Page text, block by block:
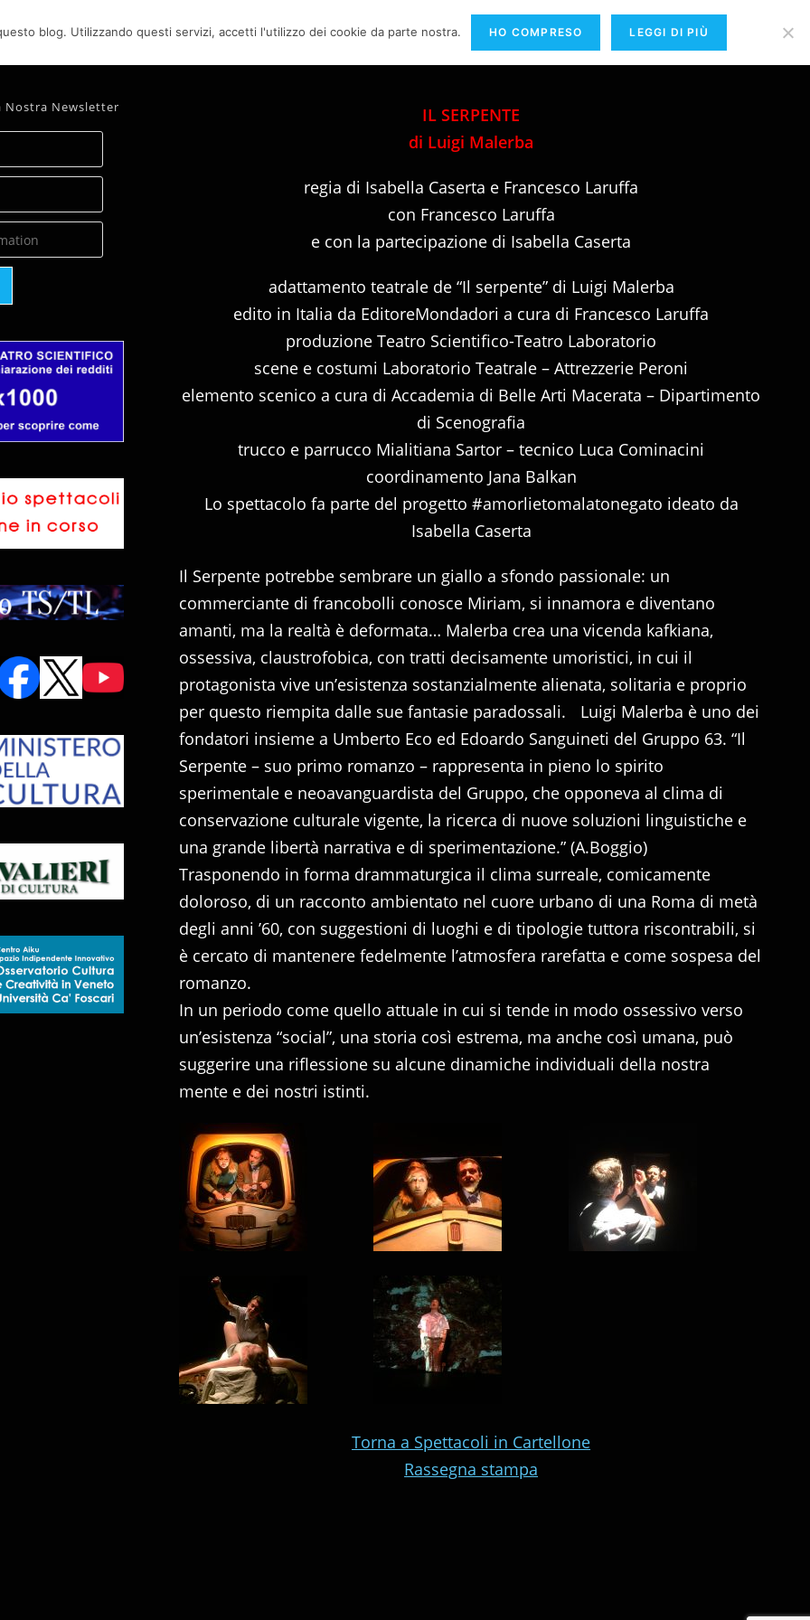
IL SERPENTE
di Luigi Malerba
regia di Isabella Caserta e Francesco Laruffa
con Francesco Laruffa
e con la partecipazione di Isabella Caserta
adattamento teatrale de “Il serpente” di Luigi Malerba
edito in Italia da EditoreMondadori a cura di Francesco Laruffa
produzione Teatro Scientifico-Teatro Laboratorio
scene e costumi Laboratorio Teatrale – Attrezzerie Peroni
elemento scenico a cura di Accademia di Belle Arti Macerata – Dipartimento
di Scenografia
trucco e parrucco Mialitiana Sartor – tecnico Luca Cominacini
coordinamento Jana Balkan
Lo spettacolo fa parte del progetto #amorlietomalatonegato ideato da
Isabella Caserta
Il Serpente potrebbe sembrare un giallo a sfondo passionale: un
commerciante di francobolli conosce Miriam, si innamora e diventano
amanti, ma la realtà è deformata… Malerba crea una vicenda kafkiana,
ossessiva, claustrofobica, con tratti decisamente umoristici, in cui il
protagonista vive un’esistenza sostanzialmente alienata, solitaria e proprio
per questo riempita dalle sue fantasie paradossali. Luigi Malerba è uno dei
fondatori insieme a Umberto Eco ed Edoardo Sanguineti del Gruppo 63. “Il
Serpente – suo primo romanzo – rappresenta in pieno lo spirito
sperimentale e neoavanguardista del Gruppo, che opponeva al clima di
conservazione culturale vigente, la ricerca di nuove soluzioni linguistiche e
una grande libertà narrativa e di sperimentazione.” (A.Boggio)
Trasponendo in forma drammaturgica il clima surreale, comicamente
doloroso, di un racconto ambientato nel cuore urbano di una Roma di metà
degli anni ’60, con suggestioni di luoghi e di tipologie tuttora riscontrabili, si
è cercato di mantenere fedelmente l’atmosfera rarefatta e come sospesa del
romanzo.
In un periodo come quello attuale in cui si tende in modo ossessivo verso
un’esistenza “social”, una storia così estrema, ma anche così umana, può
suggerire una riflessione su alcune dinamiche individuali della nostra
mente e dei nostri istinti.
Torna a Spettacoli in Cartellone
Rassegna stampa
Nostra Newsletter
blog. Utilizzando questi servizi, accetti l'utilizzo dei cookie da parte nostra. HO COMPRESO LEGGI DI PIÙ